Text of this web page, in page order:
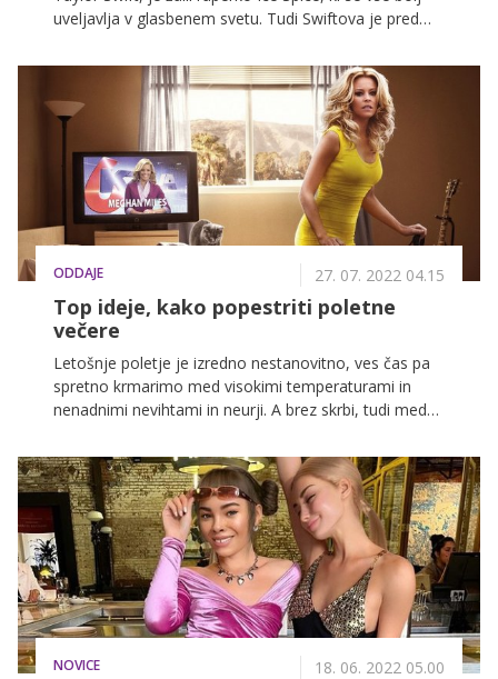
uveljavlja v glasbenem svetu. Tudi Swiftova je pred
remiksa pesmi Karma. Azealia Banks pa je podprla
glasbenico in napadla Healyja.
ODDAJE 27. 07. 2022 04.15
Top ideje, kako popestriti poletne
večere
Letošnje poletje je izredno nestanovitno, ves čas pa
spretno krmarimo med visokimi temperaturami in
nenadnimi nevihtami in neurji. A brez skrbi, tudi med
vsebine, ki vas bodo osvežile in navdušile.
NOVICE 18. 06. 2022 05.00